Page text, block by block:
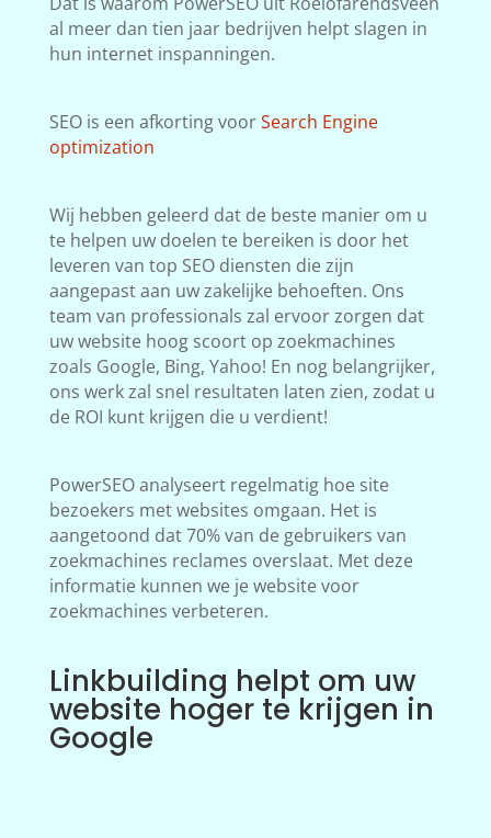
al meer dan tien jaar bedrijven helpt slagen in
hun internet inspanningen.
SEO is een afkorting voorSearch Engine
optimization
Wij hebben geleerd dat de beste manier om u
te helpen uw doelen te bereiken is door het
leveren van top SEO diensten die zijn
aangepast aan uw zakelijke behoeften. Ons
team van professionals zal ervoor zorgen dat
uw website hoog scoort op zoekmachines
zoals Google, Bing, Yahoo! En nog belangrijker,
ons werk zal snel resultaten laten zien, zodat u
de ROI kunt krijgen die u verdient!
PowerSEO analyseert regelmatig hoe site
bezoekers met websites omgaan. Het is
aangetoond dat 70% van de gebruikers van
zoekmachines reclames overslaat. Met deze
informatie kunnen we je website voor
zoekmachines verbeteren.
Linkbuilding helpt om uw
website hoger te krijgen in
Google